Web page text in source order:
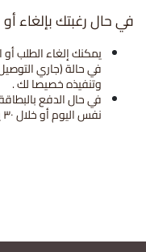
في حال رغبتك بإلغاء
يمكنك إلغاء الطلب أو
في حالة (جاري
وتنفيذه خصيصا لك .
في حال الدفع
نفس اليوم أو خلال ٣٠ يوم كحد